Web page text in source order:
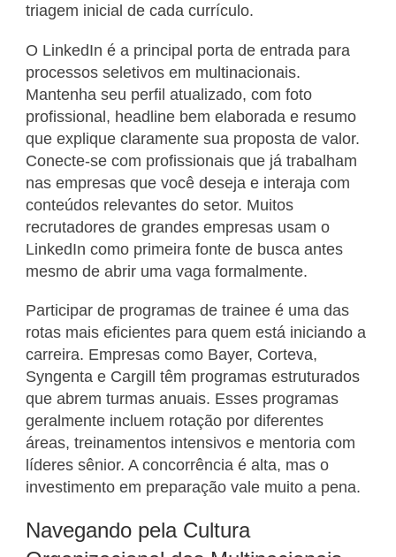
triagem inicial de cada currículo.
O LinkedIn é a principal porta de entrada para
processos seletivos em multinacionais.
Mantenha seu perfil atualizado, com foto
profissional, headline bem elaborada e resumo
que explique claramente sua proposta de valor.
Conecte-se com profissionais que já trabalham
nas empresas que você deseja e interaja com
conteúdos relevantes do setor. Muitos
recrutadores de grandes empresas usam o
LinkedIn como primeira fonte de busca antes
mesmo de abrir uma vaga formalmente.
Participar de programas de trainee é uma das
rotas mais eficientes para quem está iniciando a
carreira. Empresas como Bayer, Corteva,
Syngenta e Cargill têm programas estruturados
que abrem turmas anuais. Esses programas
geralmente incluem rotação por diferentes
áreas, treinamentos intensivos e mentoria com
líderes sênior. A concorrência é alta, mas o
investimento em preparação vale muito a pena.
Navegando pela Cultura